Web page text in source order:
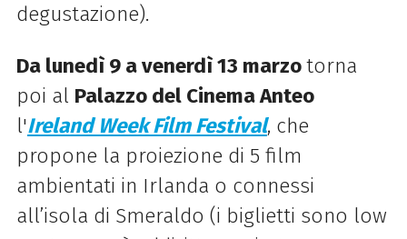
degustazione).
Da lunedì 9 a venerdì 13 marzotorna
poi al Palazzo del Cinema Anteo
l'Ireland Week Film Festival, che
propone la proiezione di 5 film
ambientati in Irlanda o connessi
all’isola di Smeraldo (i biglietti sono low